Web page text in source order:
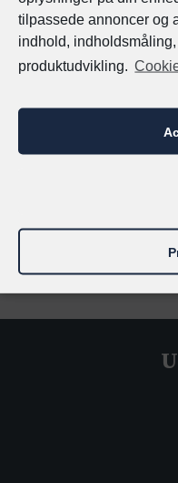
tilpassede annoncer og
indhold,
produktudvikling.
Alle delstater har
tyske byer mellem
bare på at blive
sin egen unikke
uforglemmelige
slotte og palæer